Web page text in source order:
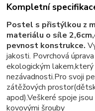
Kompletní
Postel s přistýlkou z
materiálu o síle
pevnost konstrukce.
jakosti. Povrchová
ekologickým
nezávadnosti.Pro svoji
zátěžových
apod).Veškeré spoje
kovovými šrouby